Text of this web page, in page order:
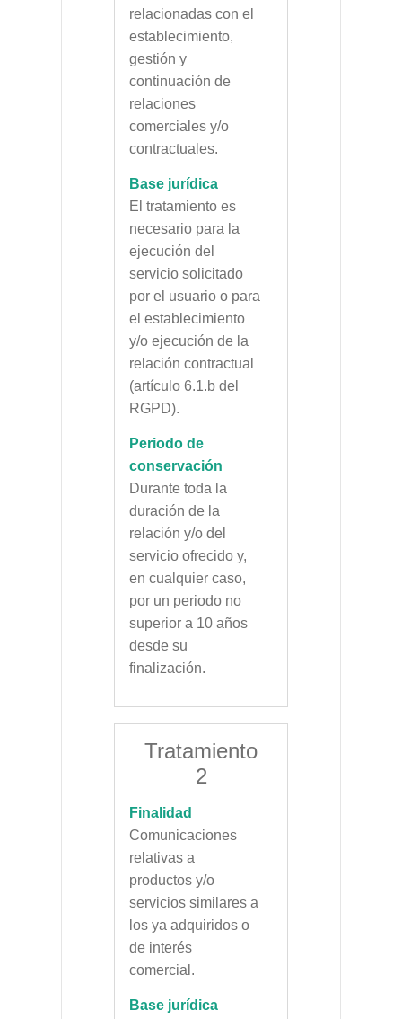
relacionadas con el
establecimiento,
gestión y
continuación de
relaciones
comerciales y/o
contractuales.
Base jurídica
El tratamiento es
necesario para la
ejecución del
servicio solicitado
por el usuario o para
el establecimiento
y/o ejecución de la
relación contractual
(artículo 6.1.b del
RGPD).
Periodo de
conservación
Durante toda la
duración de la
relación y/o del
servicio ofrecido y,
en cualquier caso,
por un periodo no
superior a 10 años
desde su
finalización.
Tratamiento
2
Finalidad
Comunicaciones
relativas a
productos y/o
servicios similares a
los ya adquiridos o
de interés
comercial.
Base jurídica